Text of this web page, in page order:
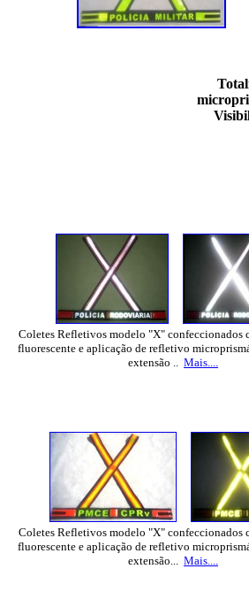
Coletes Refletivos modelo "X" confeccionados
fluorescente e aplicação de refletivo
extensão .. Mais....
Coletes Refletivos modelo "X" confeccionados
fluorescente e aplicação de refletivo
extensão... Mais....